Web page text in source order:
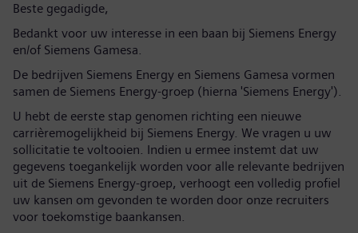
Beste gegadigde,
Bedankt voor uw interesse in een baan bij Siemens Energy
en/of Siemens Gamesa.
De bedrijven Siemens Energy en Siemens Gamesa vormen
samen de Siemens Energy-groep (hierna 'Siemens Energy').
U hebt de eerste stap genomen richting een nieuwe
carrièremogelijkheid bij Siemens Energy. We vragen u uw
sollicitatie te voltooien. Indien u ermee instemt dat uw
gegevens toegankelijk worden voor alle relevante bedrijven
uit de Siemens Energy-groep, verhoogt een volledig profiel
uw kansen om gevonden te worden door onze recruiters
voor toekomstige baankansen.